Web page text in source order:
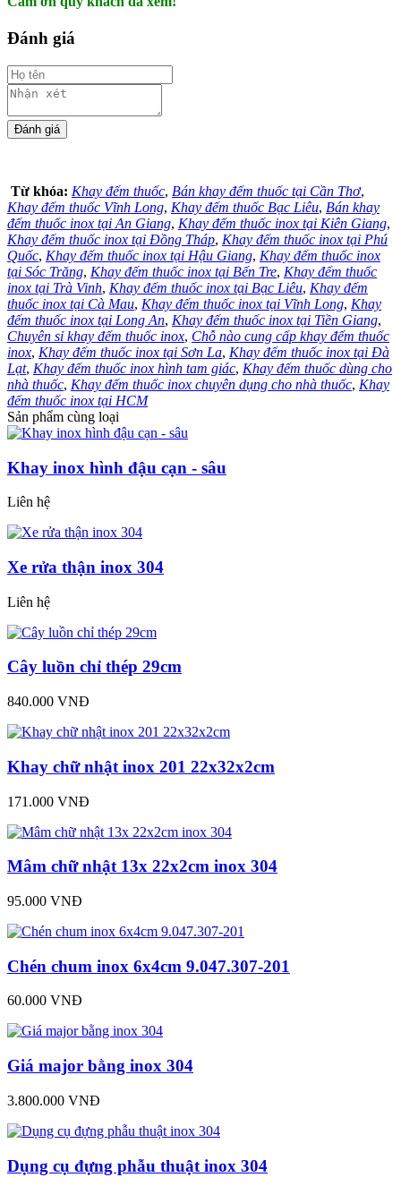
Đánh giá
Từ khóa: Khay đếm thuốc, Bán khay đếm thuốc tại Cần Thơ,
Khay đếm thuốc Vĩnh Long, Khay đếm thuốc Bạc Liêu, Bán khay
đếm thuốc inox tại An Giang, Khay đếm thuốc inox tại Kiên Giang,
Khay đếm thuốc inox tại Đồng Tháp, Khay đếm thuốc inox tại Phú
Quốc, Khay đếm thuốc inox tại Hậu Giang, Khay đếm thuốc inox
tại Sóc Trăng, Khay đếm thuốc inox tại Bến Tre, Khay đếm thuốc
inox tại Trà Vinh, Khay đếm thuốc inox tại Bạc Liêu, Khay đếm
thuốc inox tại Cà Mau, Khay đếm thuốc inox tại Vĩnh Long, Khay
đếm thuốc inox tại Long An, Khay đếm thuốc inox tại Tiền Giang,
Chuyên sỉ khay đếm thuốc inox, Chỗ nào cung cấp khay đếm thuốc
inox, Khay đếm thuốc inox tại Sơn La, Khay đếm thuốc inox tại Đà
Lạt, Khay đếm thuốc inox hình tam giác, Khay đếm thuốc dùng cho
nhà thuốc, Khay đếm thuốc inox chuyên dụng cho nhà thuốc, Khay
đếm thuốc inox tại HCM
Sản phẩm cùng loại
Khay inox hình đậu cạn - sâu
Liên hệ
Xe rửa thận inox 304
Liên hệ
Cây luồn chỉ thép 29cm
840.000 VNĐ
Khay chữ nhật inox 201 22x32x2cm
171.000 VNĐ
Mâm chữ nhật 13x 22x2cm inox 304
95.000 VNĐ
Chén chum inox 6x4cm 9.047.307-201
60.000 VNĐ
Giá major bằng inox 304
3.800.000 VNĐ
Dụng cụ đựng phẫu thuật inox 304